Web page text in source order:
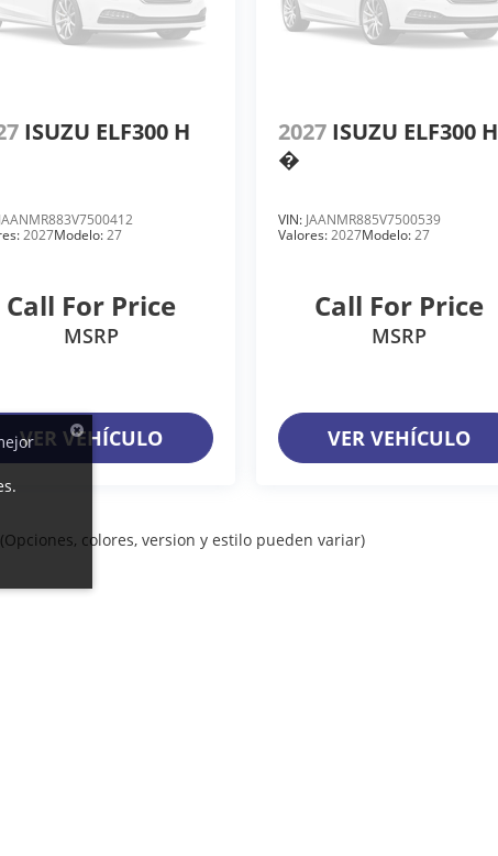
ISUZU ELF300 H
JAANMR883V7500412
2027Modelo:27
Call For Price
MSRP
VER VEHÍCULO
2027 ISUZU ELF300 H
�
VIN: JAANMR885V7500539
Valores:2027Modelo:27
Call For Price
MSRP
VER VEHÍCULO
colores, version y estilo pueden variar)